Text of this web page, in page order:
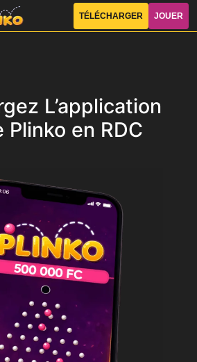
TÉLÉCHARGER JOUER
L’application
Plinko en RDC